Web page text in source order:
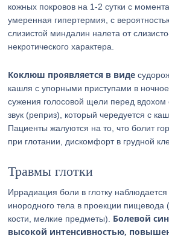
кожных покровов на 1-2 сутки с
умеренная гипертермия, с
слизистой миндалин налета от
некротического характера.
Коклюш проявляется в виде
кашля с упорными приступами в
сужения голосовой щели перед вдохом
звук (реприз), который чередуется с
Пациенты жалуются на то, что болит
при глотании, дискомфорт в грудной
Травмы глотки
Иррадиация боли в глотку
инородного тела в проекции
кости, мелкие предметы). Болевой
высокой интенсивностью,